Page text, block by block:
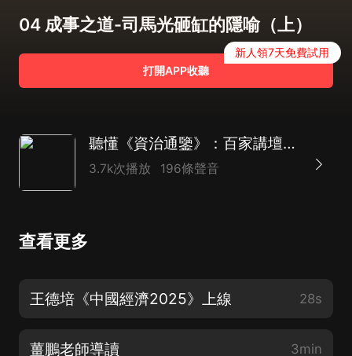
04 成事之道-司馬光砸缸的隱喻（上）
打開APP收聽
新人領7天免費試用
聽懂《資治通鑒》：百家講壇名師薑鵬新講|帝王韜略
3.7k次播放 196條聲音
查看更多
王德培《中國經濟2025》上線 28s
薑鵬老師導讀 3min